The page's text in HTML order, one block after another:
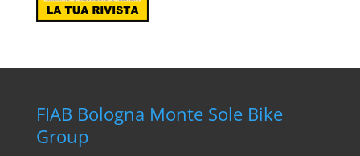
FIAB Bologna Monte Sole Bike
Group